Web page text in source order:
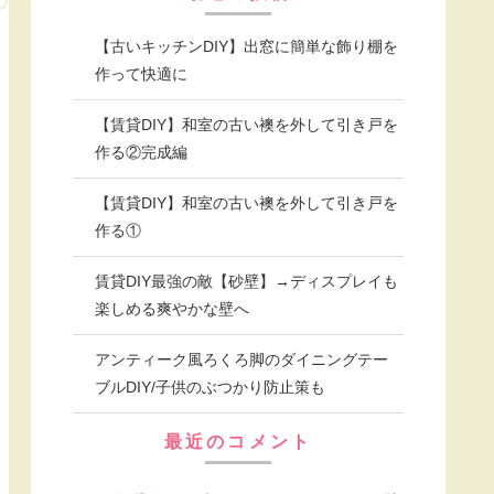
【古いキッチンDIY】出窓に簡単な飾り棚を
作って快適に
【賃貸DIY】和室の古い襖を外して引き戸を
作る②完成編
【賃貸DIY】和室の古い襖を外して引き戸を
作る①
賃貸DIY最強の敵【砂壁】→ディスプレイも
楽しめる爽やかな壁へ
アンティーク風ろくろ脚のダイニングテー
ブルDIY/子供のぶつかり防止策も
最近のコメント